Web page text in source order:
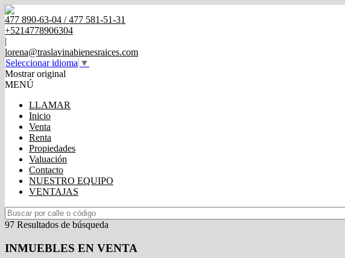
477 890-63-04 / 477 581-51-31
+5214778906304
|
lorena@traslavinabienesraices.com
Seleccionar idioma ▼
Mostrar original
MENÚ
LLAMAR
Inicio
Venta
Renta
Propiedades
Valuación
Contacto
NUESTRO EQUIPO
VENTAJAS
97 Resultados de búsqueda
INMUEBLES EN VENTA